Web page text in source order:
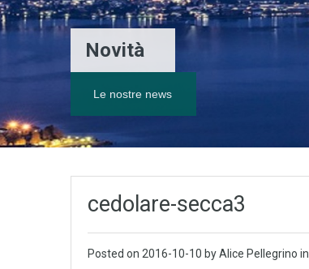
Novità
Le nostre news
cedolare-secca3
Posted on 2016-10-10 by Alice Pellegrino in